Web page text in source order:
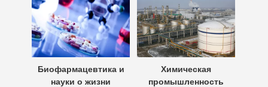
Биофармацевтика и
науки о жизни
Химическая
промышленность